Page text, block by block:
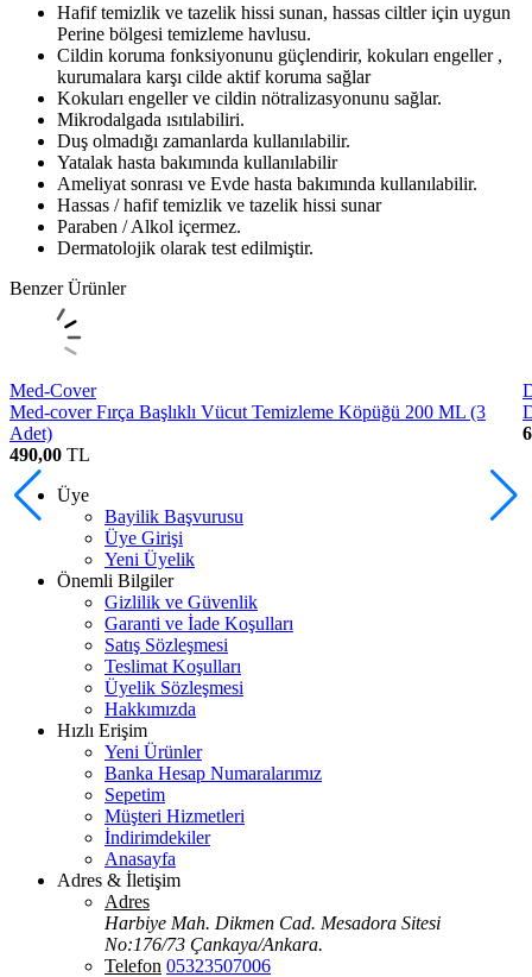
Hafif temizlik ve tazelik hissi sunan, hassas ciltler için uygun
Perine bölgesi temizleme havlusu.
Cildin koruma fonksiyonunu güçlendirir, kokuları engeller ,
kurumalara karşı cilde aktif koruma sağlar
Kokuları engeller ve cildin nötralizasyonunu sağlar.
Mikrodalgada ısıtılabiliri.
Duş olmadığı zamanlarda kullanılabilir.
Yatalak hasta bakımında kullanılabilir
Ameliyat sonrası ve Evde hasta bakımında kullanılabilir.
Hassas / hafif temizlik ve tazelik hissi sunar
Paraben / Alkol içermez.
Dermatolojik olarak test edilmiştir.
Benzer Ürünler
Med-Cover
Med-cover Fırça Başlıklı Vücut Temizleme Köpüğü 200 ML (3
Adet)
490,00 TL
Üye
Bayilik Başvurusu
Üye Girişi
Yeni Üyelik
Önemli Bilgiler
Gizlilik ve Güvenlik
Garanti ve İade Koşulları
Satış Sözleşmesi
Teslimat Koşulları
Üyelik Sözleşmesi
Hakkımızda
Hızlı Erişim
Yeni Ürünler
Banka Hesap Numaralarımız
Sepetim
Müşteri Hizmetleri
İndirimdekiler
Anasayfa
Adres & İletişim
Adres
Harbiye Mah. Dikmen Cad. Mesadora Sitesi
No:176/73 Çankaya/Ankara.
Telefon 05323507006